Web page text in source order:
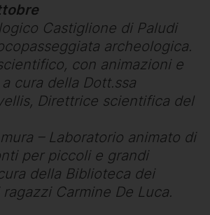
Castiglione di Paludi
archeologica.
con animazioni e
cura della Dott.ssa
Direttrice scientifica del
– Laboratorio animato di
per piccoli e grandi
della Biblioteca dei
Carmine De Luca.